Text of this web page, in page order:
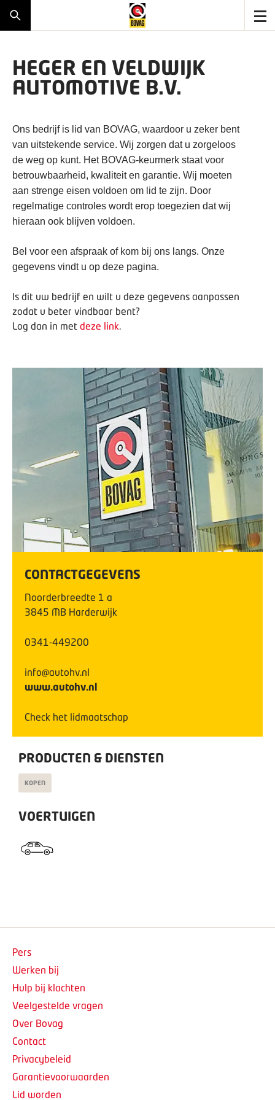
HEGER EN VELDWIJK
AUTOMOTIVE B.V.
Ons bedrijf is lid van BOVAG, waardoor u zeker bent
van uitstekende service. Wij zorgen dat u zorgeloos
de weg op kunt. Het BOVAG-keurmerk staat voor
betrouwbaarheid, kwaliteit en garantie. Wij moeten
aan strenge eisen voldoen om lid te zijn. Door
regelmatige controles wordt erop toegezien dat wij
hieraan ook blijven voldoen.
Bel voor een afspraak of kom bij ons langs. Onze
gegevens vindt u op deze pagina.
Is dit uw bedrijf en wilt u deze gegevens aanpassen
zodat u beter vindbaar bent?
Log dan in met deze link.
CONTACTGEGEVENS
Noorderbreedte 1 a
3845 MB Harderwijk
0341-449200
info@autohv.nl
www.autohv.nl
Check het lidmaatschap
PRODUCTEN & DIENSTEN
KOPEN
VOERTUIGEN
Pers
Werken bij
Hulp bij klachten
Veelgestelde vragen
Over Bovag
Contact
Privacybeleid
Garantievoorwaarden
Lid worden